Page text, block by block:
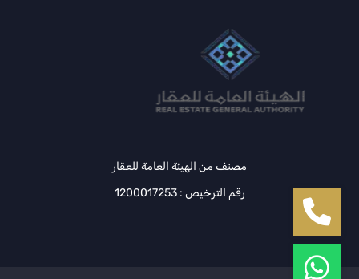
مصنف من الهيئة العامة للعقار
رقم الترخيص : 1200017253